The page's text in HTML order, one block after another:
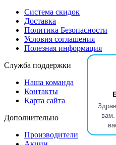
Система скидок
Доставка
Политика Безопасности
Условия соглашения
Полезная информация
Служба поддержки
Наша команда
Контакты
Карта сайта
Дополнительно
Производители